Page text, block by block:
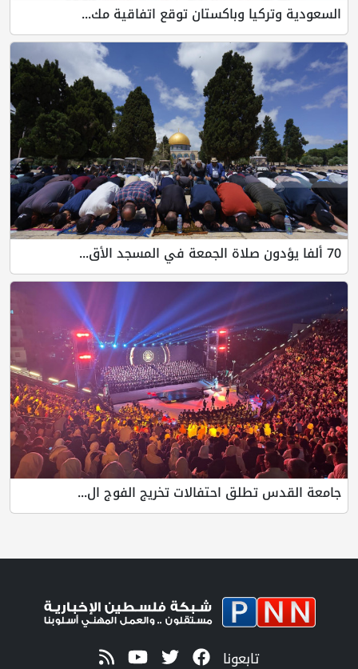
السعودية وتركيا وباكستان توقع اتفاقية مك...
70 ألفا يؤدون صلاة الجمعة في المسجد الأق...
جامعة القدس تطلق احتفالات تخريج الفوج ال...
تابعونا